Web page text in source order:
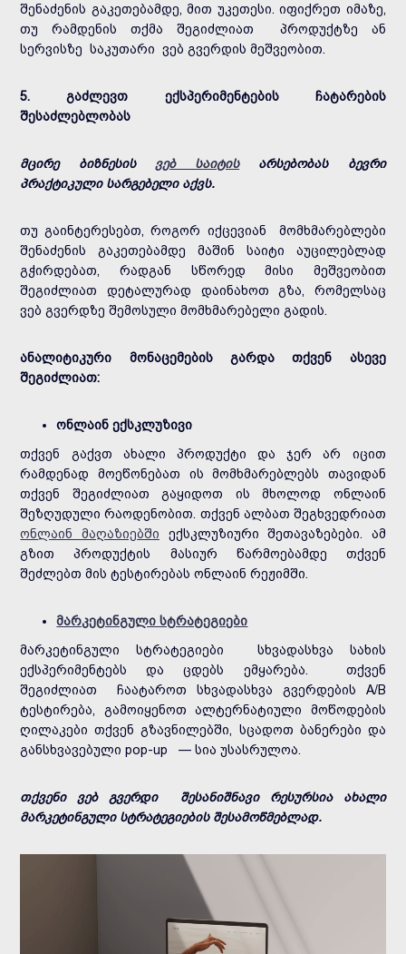
შენაძენის გაკეთებამდე, მით უკეთესი. იფიქრეთ იმაზე,
თუ რამდენის თქმა შეგიძლიათ პროდუქტზე ან
სერვისზე საკუთარი ვებ გვერდის მეშვეობით.
5. გაძლევთ ექსპერიმენტების ჩატარების
შესაძლებლობას
მცირე ბიზნესის ვებ საიტისარსებობას ბევრი
პრაქტიკული სარგებელი აქვს.
თუ გაინტერესებთ, როგორ იქცევიან მომხმარებლები
შენაძენის გაკეთებამდე მაშინ საიტი აუცილებლად
გჭირდებათ, რადგან სწორედ მისი მეშვეობით
შეგიძლიათ დეტალურად დაინახოთ გზა, რომელსაც
ვებ გვერდზე შემოსული მომხმარებელი გადის.
ანალიტიკური მონაცემების გარდა თქვენ ასევე
შეგიძლიათ:
ონლაინ ექსკლუზივი
თქვენ გაქვთ ახალი პროდუქტი და ჯერ არ იცით
რამდენად მოეწონებათ ის მომხმარებლებს თავიდან
თქვენ შეგიძლიათ გაყიდოთ ის მხოლოდ ონლაინ
შეზღუდული რაოდენობით. თქვენ ალბათ შეგხვედრიათ
ონლაინ მაღაზიებში ექსკლუზიური შეთავაზებები. ამ
გზით პროდუქტის მასიურ წარმოებამდე თქვენ
შეძლებთ მის ტესტირებას ონლაინ რეჟიმში.
მარკეტინგული სტრატეგიები
მარკეტინგული სტრატეგიები სხვადასხვა სახის
ექსპერიმენტებს და ცდებს ემყარება. თქვენ
შეგიძლიათ ჩაატაროთ სხვადასხვა გვერდების A/B
ტესტირება, გამოიყენოთ ალტერნატიული მოწოდების
ღილაკები თქვენ გზავნილებში, სცადოთ ბანერები და
განსხვავებული pop-up — სია უსასრულოა.
თქვენი ვებ გვერდი შესანიშნავი რესურსია ახალი
მარკეტინგული სტრატეგიების შესამოწმებლად.